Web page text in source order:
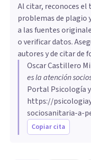
Al citar, reconoces
problemas de plagio
a las fuentes
o verificar datos.
autores y de citar de
Oscar Castillero
es la atención
Portal Psicología
https://
sociosanitaria-a-
Copiar cita